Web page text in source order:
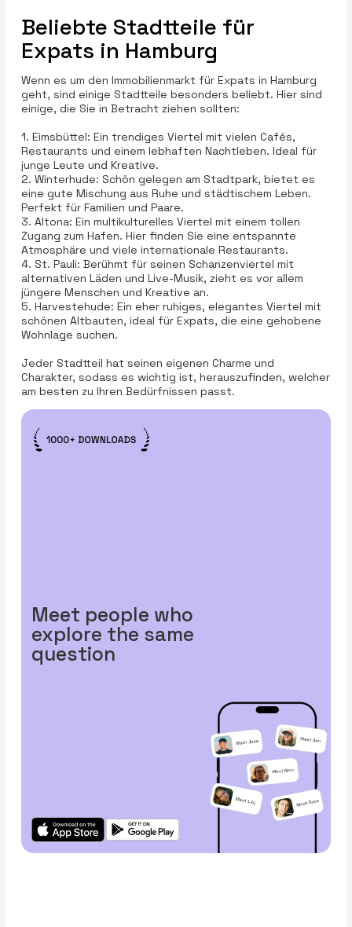
Beliebte Stadtteile für
Expats in Hamburg
Wenn es um den Immobilienmarkt für Expats in Hamburg
geht, sind einige Stadtteile besonders beliebt. Hier sind
einige, die Sie in Betracht ziehen sollten:
1. Eimsbüttel: Ein trendiges Viertel mit vielen Cafés,
Restaurants und einem lebhaften Nachtleben. Ideal für
junge Leute und Kreative.
2. Winterhude: Schön gelegen am Stadtpark, bietet es
eine gute Mischung aus Ruhe und städtischem Leben.
Perfekt für Familien und Paare.
3. Altona: Ein multikulturelles Viertel mit einem tollen
Zugang zum Hafen. Hier finden Sie eine entspannte
Atmosphäre und viele internationale Restaurants.
4. St. Pauli: Berühmt für seinen Schanzenviertel mit
alternativen Läden und Live-Musik, zieht es vor allem
jüngere Menschen und Kreative an.
5. Harvestehude: Ein eher ruhiges, elegantes Viertel mit
schönen Altbauten, ideal für Expats, die eine gehobene
Wohnlage suchen.
Jeder Stadtteil hat seinen eigenen Charme und
Charakter, sodass es wichtig ist, herauszufinden, welcher
am besten zu Ihren Bedürfnissen passt.
Meet people who
explore the same
question